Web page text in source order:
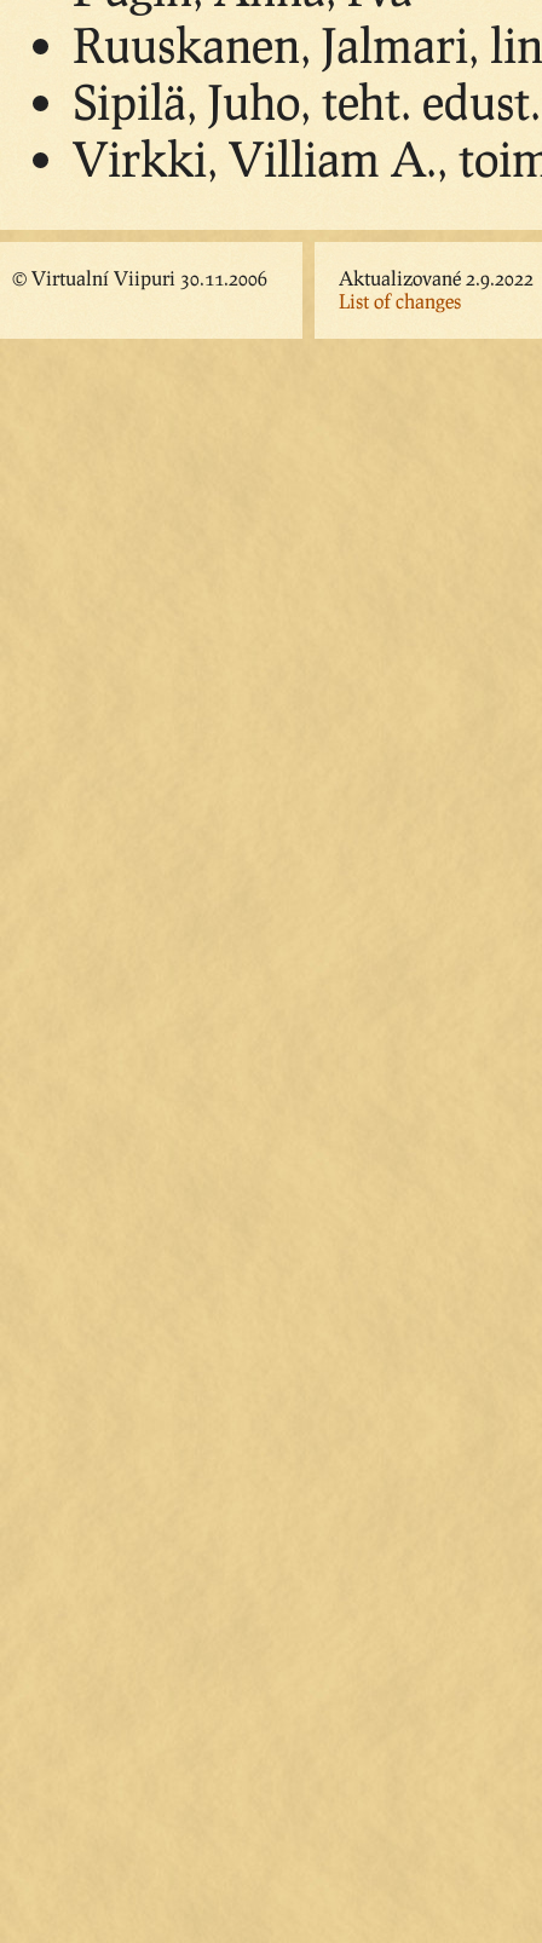
Ruuskanen, Jalmari,
Sipilä, Juho, teht. edust.
Virkki, Villiam A.,
© Virtualní Viipuri 30.11.2006
Aktualizované 2.9.2022
List of changes